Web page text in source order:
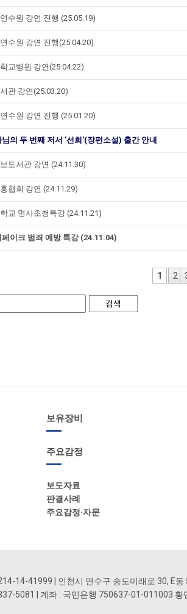
수원 강연 진행 (25.05.19)
수원 강연 진행(25.04.20)
교병원 강연(25.04.22)
관 강연(25.03.20)
수원 강연 진행 (25.01.20)
의 두 번째 저서 '선희'(장편소설) 출간 안내
도서관 강연 (24.11.30)
협회 강연 (24.11.29)
교 명사초청특강 (24.11.21)
이크 범죄 예방 특강 (24.11.04)
1 2
보유장비
주요감정
보도자료
판결사례
주요감정·자문
14-41999 | 인천시 연수구 송도미래로 30, E
5081 | 계좌 : 국민은행 750637-01-011003